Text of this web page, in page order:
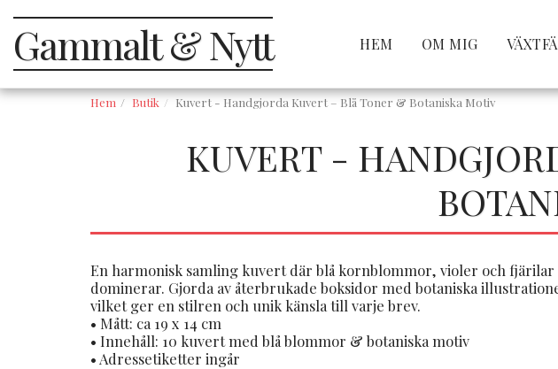
Gammalt & Nytt HEM OM MIG
Hem Butik Kuvert - Handgjorda Kuvert – Blå Toner & Botaniska Motiv
KUVERT -
En harmonisk samling kuvert där blå kornblommor, violer och fjärilar
dominerar. Gjorda av återbrukade boksidor med botaniska
vilket ger en stilren och unik känsla till varje brev.
• Mått: ca 19 x 14 cm
• Innehåll: 10 kuvert med blå blommor & botaniska motiv
• Adressetiketter ingår